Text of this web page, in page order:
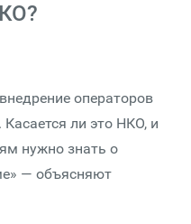
операторов
ли это НКО, и
нужно знать о
— объясняют